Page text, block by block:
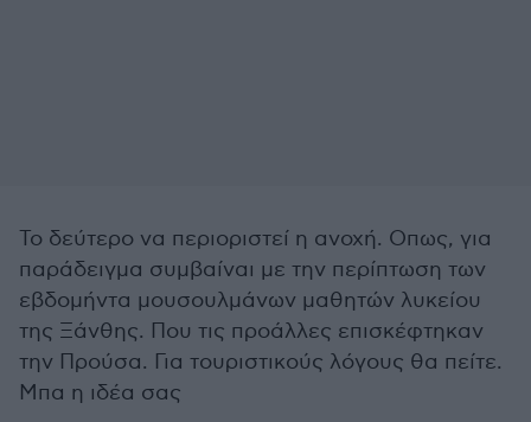
Το δεύτερο να περιοριστεί η ανοχή. Οπως, για
παράδειγμα συμβαίναι με την περίπτωση των
εβδομήντα μουσουλμάνων μαθητών λυκείου
της Ξάνθης. Που τις προάλλες επισκέφτηκαν
την Προύσα. Για τουριστικούς λόγους θα πείτε.
Μπα η ιδέα σας